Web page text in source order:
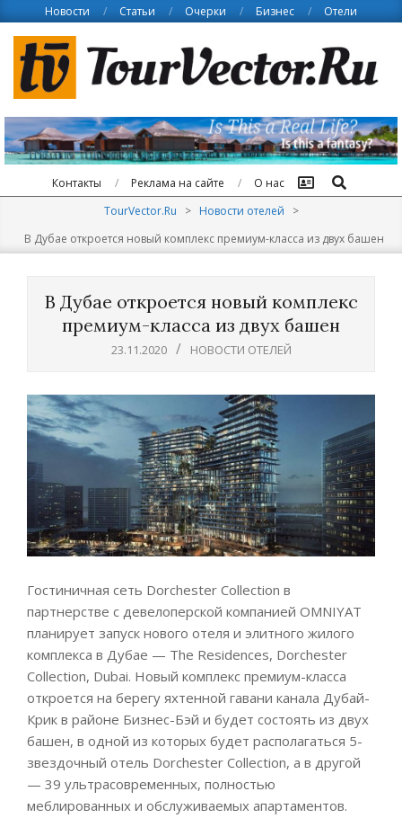
content
Новости Статьи Очерки Бизнес Отели
Контакты Реклама на сайте О нас Поиск
TourVector.Ru > Новости отелей
>
В Дубае откроется новый комплекс премиум-класса из двух башен
В Дубае откроется новый комплекс
премиум-класса из двух башен
23.11.2020 НОВОСТИ ОТЕЛЕЙ
Гостиничная сеть Dorchester Collection в
партнерстве с девелоперской компанией OMNIYAT
планирует запуск нового отеля и элитного жилого
комплекса в Дубае — The Residences, Dorchester
Collection, Dubai. Новый комплекс премиум-класса
откроется на берегу яхтенной гавани канала Дубай-
Крик в районе Бизнес-Бэй и будет состоять из двух
башен, в одной из которых будет располагаться 5-
звездочный отель Dorchester Collection, а в другой
— 39 ультрасовременных, полностью
меблированных и обслуживаемых апартаментов.